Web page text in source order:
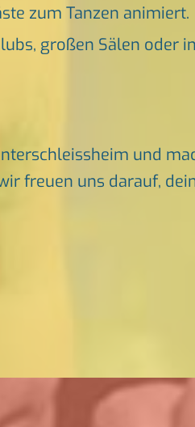
zum Tanzen animiert.
großen Sälen oder
und
freuen uns darauf,